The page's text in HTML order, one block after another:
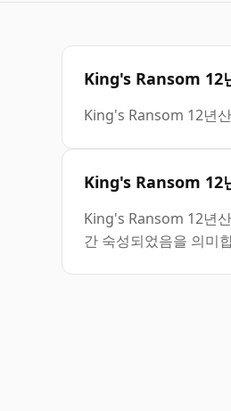
King's Ransom 12
King's Ransom 12년
King's Ransom 12
King's Ransom 12년
간 숙성되었음을 의미